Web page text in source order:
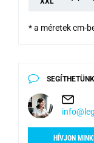
* a méretek cm-
HÍVJON